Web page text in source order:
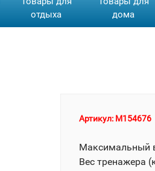
отдыха
дома
Артикул: M154676
Максимальный
Вес тренажера